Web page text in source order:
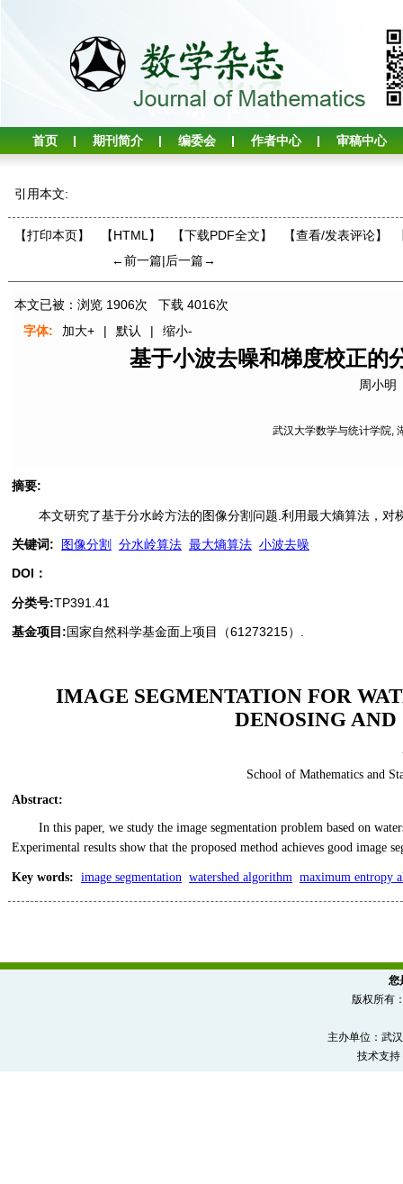
首页 期刊简介 编委会 作者中心 审稿中心
引用本文:
【打印本页】 【HTML】 【下载PDF全文】 【查看/发表评论】
←前一篇|后一篇→
本文已被：浏览 1906次 下载 4016次
字体:
加大+ | 默认 | 缩小-
基于小波去噪和梯度校正的
周小明
武汉大学数学与统计学院,
摘要:
本文研究了基于分水岭方法的图像分割问题.利用最大熵算法，
关键词: 图像分割 分水岭算法 最大熵算法 小波去噪
DOI：
分类号:TP391.41
基金项目:国家自然科学基金面上项目（61273215）.
IMAGE SEGMENTATION FOR
DENOSING
School of Mathematics and
Abstract:
In this paper, we study the image segmentation problem based on
Experimental results show that the proposed method achieves good image
Key words: image segmentation watershed algorithm maximum entropy
您
版权所有
主办单位：武
技术支持